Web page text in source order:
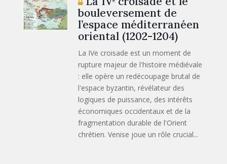
bouleversement de
l’espace méditerranéen
oriental (1202-1204)
La IVe croisade est un moment de
rupture majeur de l'histoire médiévale
: elle opère un redécoupage brutal de
l'espace byzantin, révélateur des
logiques de puissance, des intérêts
économiques occidentaux et de la
fragmentation durable de l'Orient
chrétien. Venise joue un rôle crucial...